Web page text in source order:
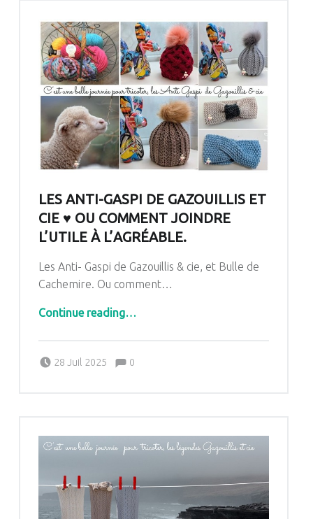
LES ANTI-GASPI DE GAZOUILLIS ET
CIE ♥ OU COMMENT JOINDRE
L’UTILE À L’AGRÉABLE.
Les Anti- Gaspi de Gazouillis & cie, et Bulle de
Cachemire. Ou comment…
Continue reading“Les Anti-Gaspi de Gazouillis et cie ♥ Ou comment joindre l’utile à l’agréable.”
…
28 Juil 2025
Pascale G&-BdC-WKF
Comments:0